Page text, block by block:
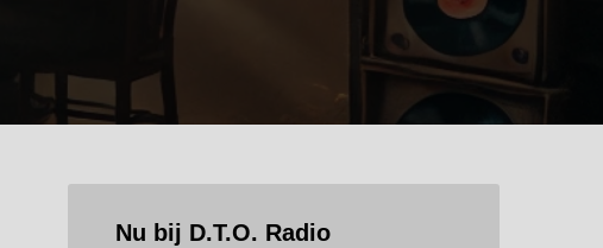
Nu bij D.T.O. Radio